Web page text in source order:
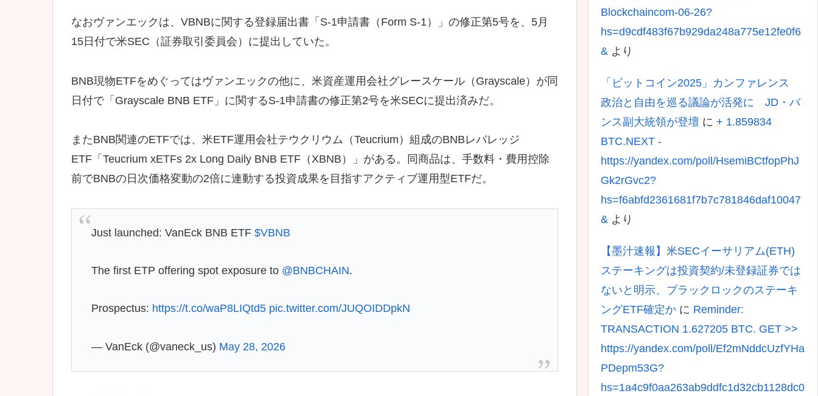
なおヴァンエックは、VBNBに関する登録届出書「S-1申請書（Form S-1）」の修正第5号を、5月
15日付で米SEC（証券取引委員会）に提出していた。
BNB現物ETFをめぐってはヴァンエックの他に、米資産運用会社グレースケール（Grayscale）が同
日付で「Grayscale BNB ETF」に関するS-1申請書の修正第2号を米SECに提出済みだ。
またBNB関連のETFでは、米ETF運用会社テウクリウム（Teucrium）組成のBNBレバレッジ
ETF「Teucrium xETFs 2x Long Daily BNB ETF（XBNB）」がある。同商品は、手数料・費用控除
前でBNBの日次価格変動の2倍に連動する投資成果を目指すアクティブ運用型ETFだ。
Just launched: VanEck BNB ETF $VBNB
The first ETP offering spot exposure to @BNBCHAIN.
Prospectus: https://t.co/waP8LIQtd5 pic.twitter.com/JUQOIDDpkN
— VanEck (@vaneck_us) May 28, 2026
Blockchaincom-06-26?
hs=d9cdf483f67b929da248a775e12fe0f6
& より
「ビットコイン2025」カンファレンス
政治と自由を巡る議論が活発に JD・バ
ンス副大統領が登壇 に + 1.859834
BTC.NEXT -
https://yandex.com/poll/HsemiBCtfopPhJ
Gk2rGvc2?
hs=f6abfd2361681f7b7c781846daf10047
& より
【墨汁速報】米SECイーサリアム(ETH)
ステーキングは投資契約/未登録証券では
ないと明示、ブラックロックのステーキ
ングETF確定か に Reminder:
TRANSACTION 1.627205 BTC. GET >>
https://yandex.com/poll/Ef2mNddcUzfYHa
PDepm53G?
hs=1a4c9f0aa263ab9ddfc1d32cb1128dc0